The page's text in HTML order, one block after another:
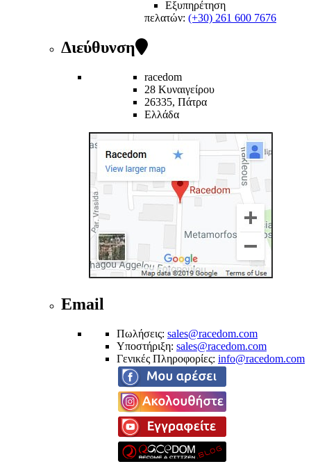
Εξυπηρέτηση
πελατών: (+30) 261 600 7676
Διεύθυνση
racedom
28 Κυναιγείρου
26335, Πάτρα
Ελλάδα
Email
Πωλήσεις: sales@racedom.com
Υποστήριξη: sales@racedom.com
Γενικές Πληροφορίες: info@racedom.com